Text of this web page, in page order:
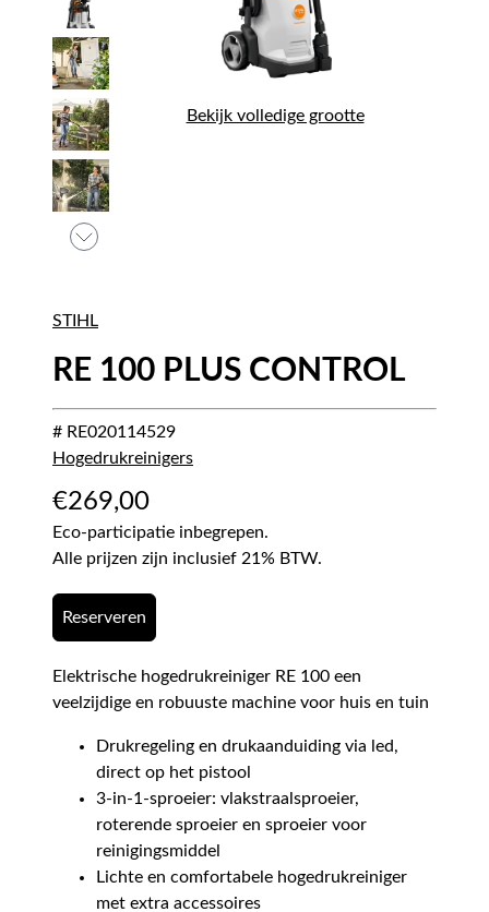
Bekijk volledige grootte
STIHL
RE 100 PLUS CONTROL
# RE020114529
Hogedrukreinigers
€269,00
Eco-participatie inbegrepen.
Alle prijzen zijn inclusief 21% BTW.
Reserveren
Elektrische hogedrukreiniger RE 100 een
veelzijdige en robuuste machine voor huis en tuin
Drukregeling en drukaanduiding via led,
direct op het pistool
3-in-1-sproeier: vlakstraalsproeier,
roterende sproeier en sproeier voor
reinigingsmiddel
Lichte en comfortabele hogedrukreiniger
met extra accessoires